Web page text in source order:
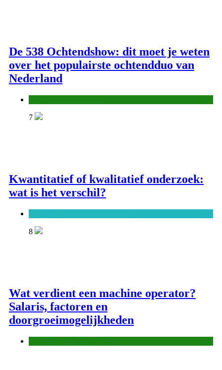
De 538 Ochtendshow: dit moet je weten
over het populairste ochtendduo van
Nederland
7
Kwantitatief of kwalitatief onderzoek:
wat is het verschil?
8
Wat verdient een machine operator?
Salaris, factoren en
doorgroeimogelijkheden